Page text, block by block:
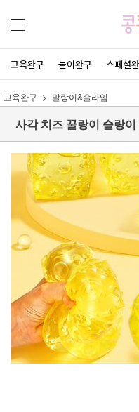
교육완구 놀이완구 스페셜
교육완구 말랑이&슬라임
사각 치즈 꿀랑이 슬랑